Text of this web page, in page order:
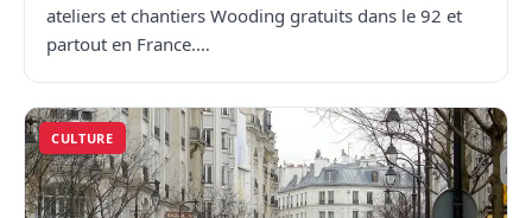
ateliers et chantiers Wooding gratuits dans le 92 et
partout en France.…
CULTURE